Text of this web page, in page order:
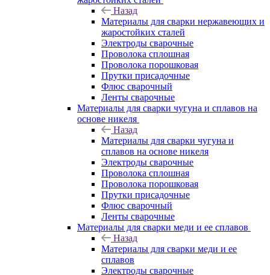
Назад
Материалы для сварки нержавеющих и
жаростойких сталей
Электроды сварочные
Проволока сплошная
Проволока порошковая
Прутки присадочные
Флюс сварочный
Ленты сварочные
Материалы для сварки чугуна и сплавов на
основе никеля
Назад
Материалы для сварки чугуна и
сплавов на основе никеля
Электроды сварочные
Проволока сплошная
Проволока порошковая
Прутки присадочные
Флюс сварочный
Ленты сварочные
Материалы для сварки меди и ее сплавов
Назад
Материалы для сварки меди и ее
сплавов
Электроды сварочные